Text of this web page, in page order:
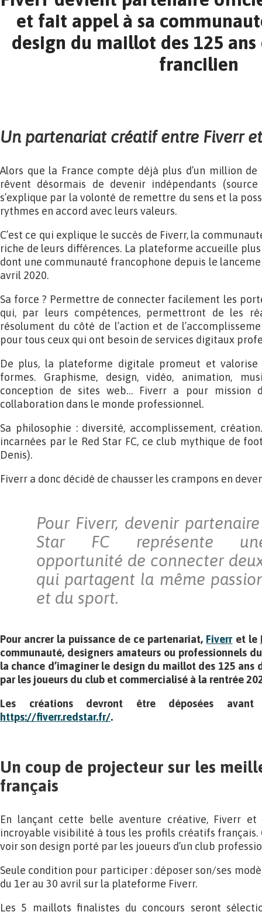
et fait appel à sa
design du maillot des 125
francilien
Un partenariat créatif entre Fiverr
Alors que la France compte déjà plus d’un million
rêvent désormais de devenir indépendants
s’explique par la volonté de remettre du sens et la
rythmes en accord avec leurs valeurs.
C’est ce qui explique le succès de Fiverr, la
riche de leurs différences. La plateforme accueille
dont une communauté francophone depuis le
avril 2020.
Sa force ? Permettre de connecter facilement les
qui, par leurs compétences, permettront de les
résolument du côté de l’action et de
pour tous ceux qui ont besoin de services digitaux
De plus, la plateforme digitale promeut et
formes. Graphisme, design, vidéo, animation,
conception de sites web… Fiverr a pour
collaboration dans le monde professionnel.
Sa philosophie : diversité, accomplissement,
incarnées par le Red Star FC, ce club mythique de
Denis).
Fiverr a donc décidé de chausser les crampons en
Pour Fiverr, devenir
Star FC représente
opportunité de connecter
qui partagent la même
et du sport.
Pour ancrer la puissance de ce partenariat, Fiverret le
communauté, designers amateurs ou professionnels
la chance d’imaginerle design du maillot des 125 ans
par les joueurs du club et commercialisé à la rentrée
Les créations devront être déposées
https://fiverr.redstar.fr/.
Un coup de projecteur sur les
français
En lançant cette belle aventure créative, Fiverr
incroyable visibilité à tous les profils créatifs français.
voir son design porté par les joueurs d’un club
Seule condition pour participer : déposer son/ses
du 1er au 30 avril sur la plateforme Fiverr.
Les 5 maillots finalistes du concours seront